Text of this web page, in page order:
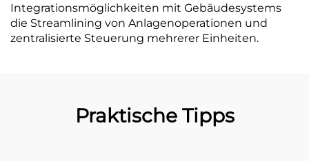
Integrationsmöglichkeiten mit Gebäudesystems
die Streamlining von Anlagenoperationen und
zentralisierte Steuerung mehrerer Einheiten.
Praktische Tipps